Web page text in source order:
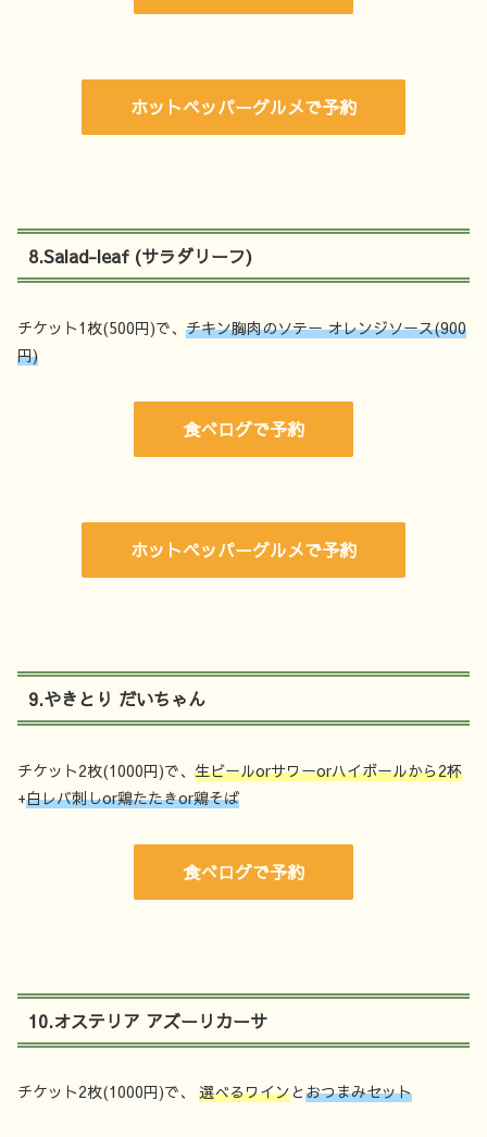
ホットペッパーグルメで予約
8.Salad-leaf (サラダリーフ)
チケット1枚(500円)で、 チキン胸肉のソテー オレンジソース(900
円)
食べログで予約
ホットペッパーグルメで予約
9.やきとり だいちゃん
チケット2枚(1000円)で、 生ビールorサワーorハイボールから2杯
+白レバ刺しor鶏たたきor鶏そば
食べログで予約
10.オステリア アズーリカーサ
チケット2枚(1000円)で、 選べるワインとおつまみセット